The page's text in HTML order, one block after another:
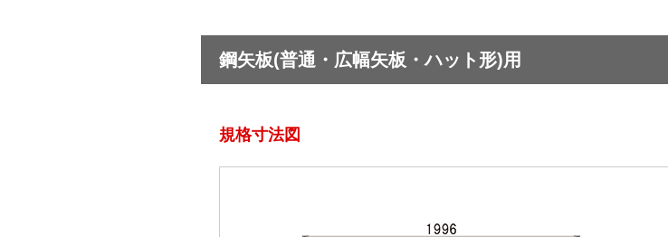
鋼矢板(普通・広幅矢板・ハット形)用
規格寸法図